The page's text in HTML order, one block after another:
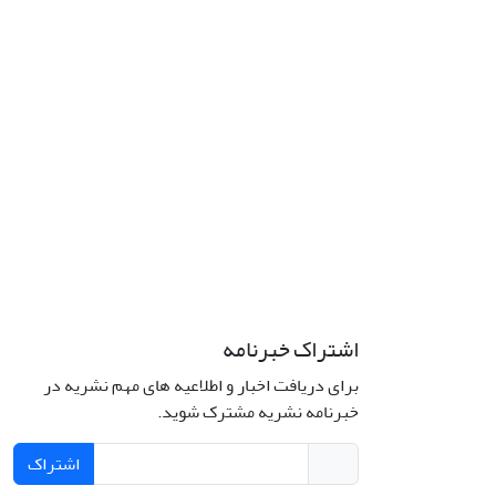
اشتراک خبرنامه
برای دریافت اخبار و اطلاعیه های مهم نشریه در
خبرنامه نشریه مشترک شوید.
اشتراک